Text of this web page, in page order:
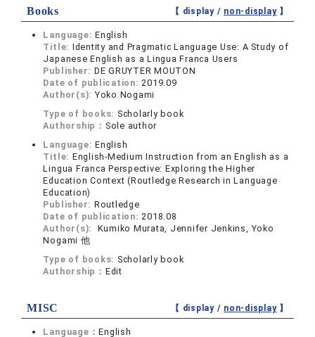
Books 【 display / non-display】
Language:English
Title: Identity and Pragmatic Language Use: A Study of
Japanese English as a Lingua Franca Users
Publisher: DE GRUYTER MOUTON
Date of publication:2019.09
Author(s): Yoko Nogami
Type of books: Scholarly book
Authorship： Sole author
Language:English
Title: English-Medium Instruction from an English as a
Lingua Franca Perspective: Exploring the Higher
Education Context (Routledge Research in Language
Education)
Publisher: Routledge
Date of publication:2018.08
Author(s):
Kumiko Murata, Jennifer Jenkins, Yoko
Nogami 他
Type of books: Scholarly book
Authorship： Edit
MISC 【 display / non-display】
Language：English